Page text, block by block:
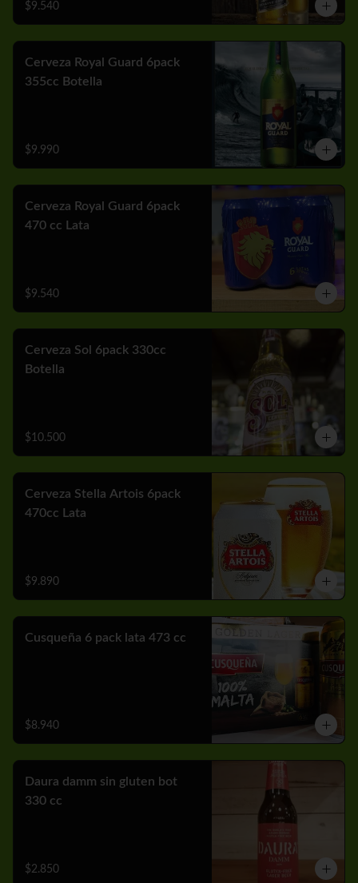
$9.540
Cerveza Royal Guard 6pack
355cc Botella
$9.990
Cerveza Royal Guard 6pack
470 cc Lata
$9.540
Cerveza Sol 6pack 330cc
Botella
$10.500
Cerveza Stella Artois 6pack
470cc Lata
$9.890
Cusqueña 6 pack lata 473 cc
$8.940
Daura damm sin gluten bot
330 cc
$2.850